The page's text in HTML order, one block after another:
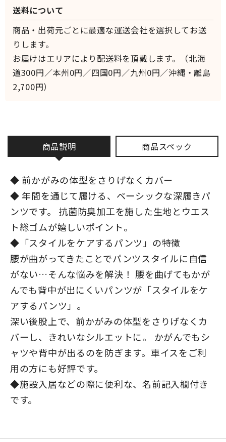
商品説明 商品スペック
◆ 前かがみの体型をさりげなくカバー
◆ 年間を通じて履ける、ベーシックな深履きパ
ンツです。 抗菌防臭加工を施した生地とウエス
ト総ゴムが嬉しいポイント。
◆「スタイルをケアするパンツ」の特徴
腰が曲がってきたことでパンツスタイルに自信
がない…そんな悩みを解決！ 腰を曲げてもかが
んでも背中が出にくいパンツが「スタイルをケ
アするパンツ」。
深い後股上で、前かがみの体型をさりげなくカ
バーし、きれいなシルエットに。 かがんでもシ
ャツや背中が出るのを防ぎます。車イスをご利
用の方にも好評です。
◆施設入居などの際に便利な、名前記入欄付き
です。
送料について
商品・出荷元ごとに最適な運送会社を選択してお送
りします。
お届けはエリアにより配送料を頂戴します。（北海
道300円／本州0円／四国0円／九州0円／沖縄・離島
2,700円）